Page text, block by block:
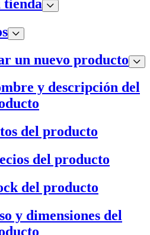
un nuevo producto
y descripción del
del producto
del producto
del producto
y dimensiones del